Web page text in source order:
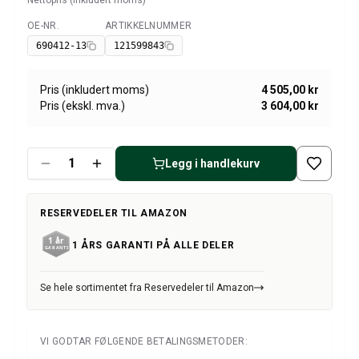
Amazon dekk/felg/navkapsler
Reservedeler til 1800
1800 Bremsesystem
Volvo 1800 Karosseri
1800 Kjølesystem
1800 Forvogn
1800 Kraftoverføring/Bakaksel
Varme/Friskluftsanlegg 1800 (1961–73)
1800 Dekk/Felg
1800 Øvrig
Volvo 140/164 karosseri
140/164 Elsystem
Tilgjengelig
OE-NR.
690412-13
ARTIKKELNUMMER
121599843
Pris (inkludert moms)
4 505,00 kr
Pris (ekskl. mva.)
3 604,00 kr
Legg i handlekurv
RESERVEDELER TIL AMAZON
1 ÅRS GARANTI PÅ ALLE DELER
Se hele sortimentet fra Reservedeler til Amazon
VI GODTAR FØLGENDE BETALINGSMETODER: